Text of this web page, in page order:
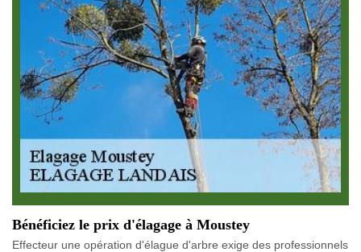
Bénéficiez le prix d'élagage à Moustey
Effecteur une opération d'élague d'arbre exige des professionnels